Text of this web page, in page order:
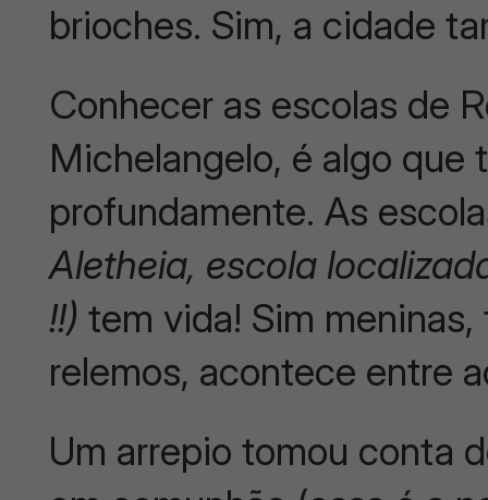
brioches. Sim, a cidade
Conhecer as escolas de
Michelangelo, é algo que
profundamente. As
Aletheia, escola
!!) tem vida! Sim
relemos, acontece entre
Um arrepio tomou conta